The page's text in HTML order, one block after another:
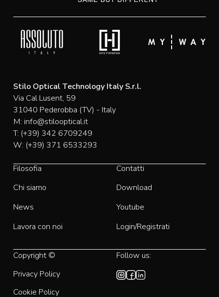
Stilo Optical Technology Italy S.r.l.
Via Cal Lusent, 59
31040 Pederobba (TV) - Italy
M: info@stilooptical.it
T: (+39) 342 6709249
W: (+39) 371 6533293
Filosofia
Chi siamo
News
Lavora con noi
Contatti
Download
Youtube
Login/Registrati
Copyright ©
Privacy Policy
Cookie Policy
Follow us: